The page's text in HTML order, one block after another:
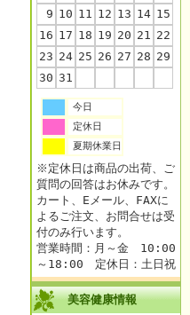
9 10 11 12 13 14 15
16 17 18 19 20 21 22
23 24 25 26 27 28 29
30 31
今日
定休日
夏期休業日
※定休日は商品の出荷、ご
質問の回答はお休みです。
カート、Eメール、FAXに
よるご注文、お問合せは受
付のみ行います。
営業時間：月～金 10:00
～18:00 定休日：土日祝
美容健康情報